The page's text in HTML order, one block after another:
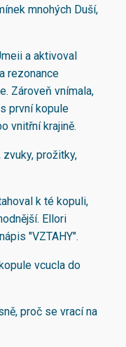
mnohých Duší,
a aktivoval
rezonance
Zároveň vnímala,
první kopule
vnitřní krajině.
prožitky,
k té kopuli,
Ellori
"VZTAHY".
vcucla do
proč se vrací na